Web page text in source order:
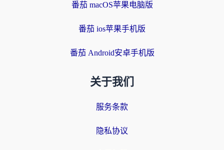
番茄 macOS苹果电脑版
番茄 ios苹果手机版
番茄 Android安卓手机版
关于我们
服务条款
隐私协议